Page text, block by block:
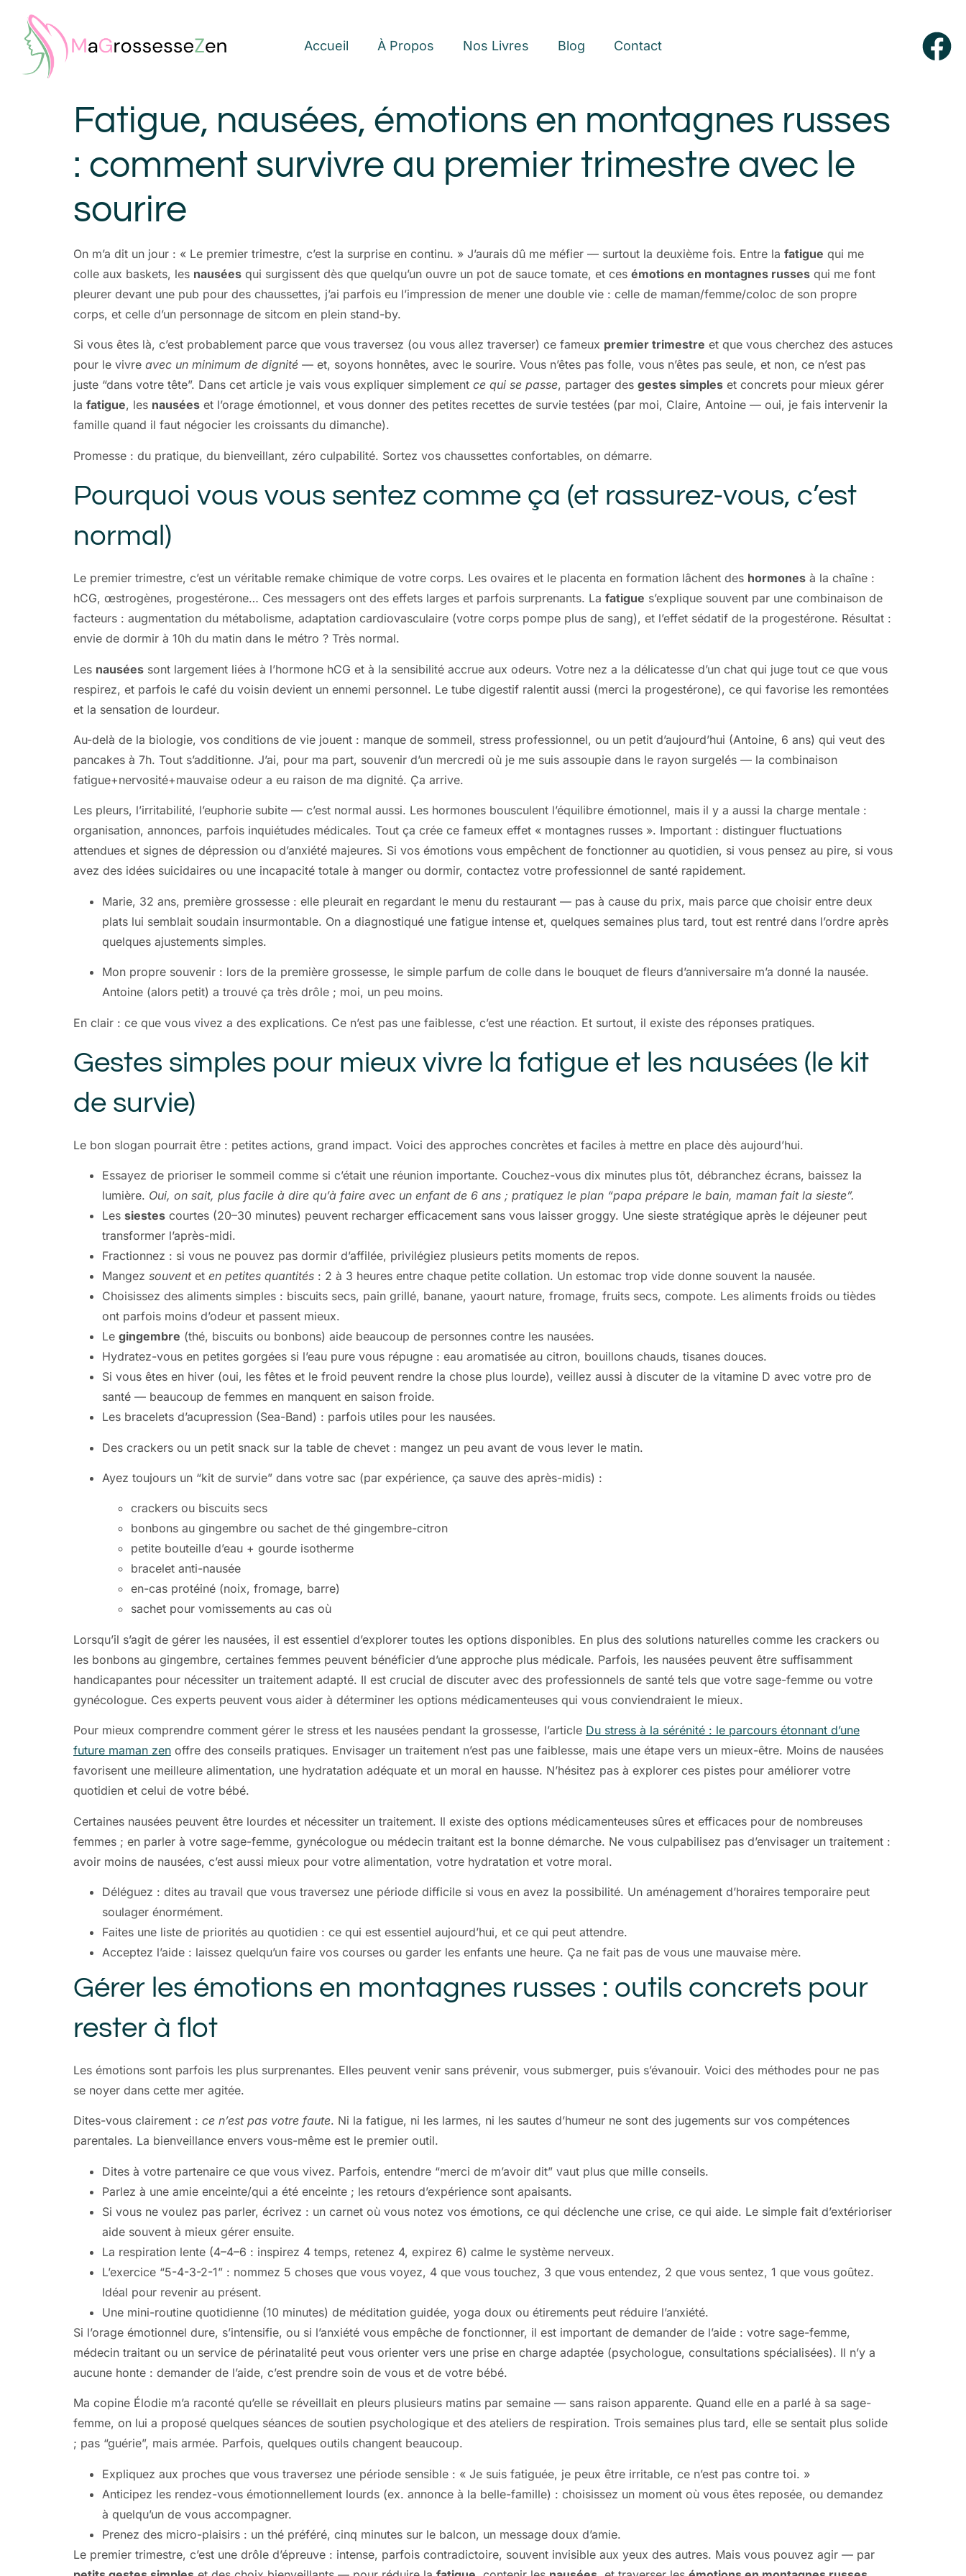
Accueil À Propos Nos Livres Blog Contact
Fatigue, nausées, émotions en montagnes russes
: comment survivre au premier trimestre avec le
sourire
On m’a dit un jour : « Le premier trimestre, c’est la surprise en continu. » J’aurais dû me méfier — surtout la deuxième fois. Entre la fatigue qui me
colle aux baskets, les nausées qui surgissent dès que quelqu’un ouvre un pot de sauce tomate, et ces émotions en montagnes russes qui me font
pleurer devant une pub pour des chaussettes, j’ai parfois eu l’impression de mener une double vie : celle de maman/femme/coloc de son propre
corps, et celle d’un personnage de sitcom en plein stand-by.
Si vous êtes là, c’est probablement parce que vous traversez (ou vous allez traverser) ce fameux premier trimestre et que vous cherchez des astuces
pour le vivre avec un minimum de dignité — et, soyons honnêtes, avec le sourire. Vous n’êtes pas folle, vous n’êtes pas seule, et non, ce n’est pas
juste “dans votre tête”. Dans cet article je vais vous expliquer simplement ce qui se passe, partager des gestes simples et concrets pour mieux gérer
la fatigue, les nausées et l’orage émotionnel, et vous donner des petites recettes de survie testées (par moi, Claire, Antoine — oui, je fais intervenir la
famille quand il faut négocier les croissants du dimanche).
Promesse : du pratique, du bienveillant, zéro culpabilité. Sortez vos chaussettes confortables, on démarre.
Pourquoi vous vous sentez comme ça (et rassurez-vous, c’est
normal)
Le premier trimestre, c’est un véritable remake chimique de votre corps. Les ovaires et le placenta en formation lâchent des hormones à la chaîne :
hCG, œstrogènes, progestérone… Ces messagers ont des effets larges et parfois surprenants. La fatigue s’explique souvent par une combinaison de
facteurs : augmentation du métabolisme, adaptation cardiovasculaire (votre corps pompe plus de sang), et l’effet sédatif de la progestérone. Résultat :
envie de dormir à 10h du matin dans le métro ? Très normal.
Les nausées sont largement liées à l’hormone hCG et à la sensibilité accrue aux odeurs. Votre nez a la délicatesse d’un chat qui juge tout ce que vous
respirez, et parfois le café du voisin devient un ennemi personnel. Le tube digestif ralentit aussi (merci la progestérone), ce qui favorise les remontées
et la sensation de lourdeur.
Au-delà de la biologie, vos conditions de vie jouent : manque de sommeil, stress professionnel, ou un petit d’aujourd’hui (Antoine, 6 ans) qui veut des
pancakes à 7h. Tout s’additionne. J’ai, pour ma part, souvenir d’un mercredi où je me suis assoupie dans le rayon surgelés — la combinaison
fatigue+nervosité+mauvaise odeur a eu raison de ma dignité. Ça arrive.
Les pleurs, l’irritabilité, l’euphorie subite — c’est normal aussi. Les hormones bousculent l’équilibre émotionnel, mais il y a aussi la charge mentale :
organisation, annonces, parfois inquiétudes médicales. Tout ça crée ce fameux effet « montagnes russes ». Important : distinguer fluctuations
attendues et signes de dépression ou d’anxiété majeures. Si vos émotions vous empêchent de fonctionner au quotidien, si vous pensez au pire, si vous
avez des idées suicidaires ou une incapacité totale à manger ou dormir, contactez votre professionnel de santé rapidement.
Marie, 32 ans, première grossesse : elle pleurait en regardant le menu du restaurant — pas à cause du prix, mais parce que choisir entre deux
plats lui semblait soudain insurmontable. On a diagnostiqué une fatigue intense et, quelques semaines plus tard, tout est rentré dans l’ordre après
quelques ajustements simples.
Mon propre souvenir : lors de la première grossesse, le simple parfum de colle dans le bouquet de fleurs d’anniversaire m’a donné la nausée.
Antoine (alors petit) a trouvé ça très drôle ; moi, un peu moins.
En clair : ce que vous vivez a des explications. Ce n’est pas une faiblesse, c’est une réaction. Et surtout, il existe des réponses pratiques.
Gestes simples pour mieux vivre la fatigue et les nausées (le kit
de survie)
Le bon slogan pourrait être : petites actions, grand impact. Voici des approches concrètes et faciles à mettre en place dès aujourd’hui.
Essayez de prioriser le sommeil comme si c’était une réunion importante. Couchez-vous dix minutes plus tôt, débranchez écrans, baissez la
lumière. Oui, on sait, plus facile à dire qu’à faire avec un enfant de 6 ans ; pratiquez le plan “papa prépare le bain, maman fait la sieste”.
Les siestes courtes (20–30 minutes) peuvent recharger efficacement sans vous laisser groggy. Une sieste stratégique après le déjeuner peut
transformer l’après-midi.
Fractionnez : si vous ne pouvez pas dormir d’affilée, privilégiez plusieurs petits moments de repos.
Mangez souventet en petites quantités : 2 à 3 heures entre chaque petite collation. Un estomac trop vide donne souvent la nausée.
Choisissez des aliments simples : biscuits secs, pain grillé, banane, yaourt nature, fromage, fruits secs, compote. Les aliments froids ou tièdes
ont parfois moins d’odeur et passent mieux.
Le gingembre (thé, biscuits ou bonbons) aide beaucoup de personnes contre les nausées.
Hydratez-vous en petites gorgées si l’eau pure vous répugne : eau aromatisée au citron, bouillons chauds, tisanes douces.
Si vous êtes en hiver (oui, les fêtes et le froid peuvent rendre la chose plus lourde), veillez aussi à discuter de la vitamine D avec votre pro de
santé — beaucoup de femmes en manquent en saison froide.
Les bracelets d’acupression (Sea-Band) : parfois utiles pour les nausées.
Des crackers ou un petit snack sur la table de chevet : mangez un peu avant de vous lever le matin.
Ayez toujours un “kit de survie” dans votre sac (par expérience, ça sauve des après-midis) :
crackers ou biscuits secs
bonbons au gingembre ou sachet de thé gingembre-citron
petite bouteille d’eau + gourde isotherme
bracelet anti-nausée
en-cas protéiné (noix, fromage, barre)
sachet pour vomissements au cas où
Lorsqu’il s’agit de gérer les nausées, il est essentiel d’explorer toutes les options disponibles. En plus des solutions naturelles comme les crackers ou
les bonbons au gingembre, certaines femmes peuvent bénéficier d’une approche plus médicale. Parfois, les nausées peuvent être suffisamment
handicapantes pour nécessiter un traitement adapté. Il est crucial de discuter avec des professionnels de santé tels que votre sage-femme ou votre
gynécologue. Ces experts peuvent vous aider à déterminer les options médicamenteuses qui vous conviendraient le mieux.
Pour mieux comprendre comment gérer le stress et les nausées pendant la grossesse, l’article Du stress à la sérénité : le parcours étonnant d’une
future maman zen offre des conseils pratiques. Envisager un traitement n’est pas une faiblesse, mais une étape vers un mieux-être. Moins de nausées
favorisent une meilleure alimentation, une hydratation adéquate et un moral en hausse. N’hésitez pas à explorer ces pistes pour améliorer votre
quotidien et celui de votre bébé.
Certaines nausées peuvent être lourdes et nécessiter un traitement. Il existe des options médicamenteuses sûres et efficaces pour de nombreuses
femmes ; en parler à votre sage-femme, gynécologue ou médecin traitant est la bonne démarche. Ne vous culpabilisez pas d’envisager un traitement :
avoir moins de nausées, c’est aussi mieux pour votre alimentation, votre hydratation et votre moral.
Déléguez : dites au travail que vous traversez une période difficile si vous en avez la possibilité. Un aménagement d’horaires temporaire peut
soulager énormément.
Faites une liste de priorités au quotidien : ce qui est essentiel aujourd’hui, et ce qui peut attendre.
Acceptez l’aide : laissez quelqu’un faire vos courses ou garder les enfants une heure. Ça ne fait pas de vous une mauvaise mère.
Gérer les émotions en montagnes russes : outils concrets pour
rester à flot
Les émotions sont parfois les plus surprenantes. Elles peuvent venir sans prévenir, vous submerger, puis s’évanouir. Voici des méthodes pour ne pas
se noyer dans cette mer agitée.
Dites-vous clairement : ce n’est pas votre faute. Ni la fatigue, ni les larmes, ni les sautes d’humeur ne sont des jugements sur vos compétences
parentales. La bienveillance envers vous-même est le premier outil.
Dites à votre partenaire ce que vous vivez. Parfois, entendre “merci de m’avoir dit” vaut plus que mille conseils.
Parlez à une amie enceinte/qui a été enceinte ; les retours d’expérience sont apaisants.
Si vous ne voulez pas parler, écrivez : un carnet où vous notez vos émotions, ce qui déclenche une crise, ce qui aide. Le simple fait d’extérioriser
aide souvent à mieux gérer ensuite.
La respiration lente (4–4–6 : inspirez 4 temps, retenez 4, expirez 6) calme le système nerveux.
L’exercice “5-4-3-2-1” : nommez 5 choses que vous voyez, 4 que vous touchez, 3 que vous entendez, 2 que vous sentez, 1 que vous goûtez.
Idéal pour revenir au présent.
Une mini-routine quotidienne (10 minutes) de méditation guidée, yoga doux ou étirements peut réduire l’anxiété.
Si l’orage émotionnel dure, s’intensifie, ou si l’anxiété vous empêche de fonctionner, il est important de demander de l’aide : votre sage-femme,
médecin traitant ou un service de périnatalité peut vous orienter vers une prise en charge adaptée (psychologue, consultations spécialisées). Il n’y a
aucune honte : demander de l’aide, c’est prendre soin de vous et de votre bébé.
Ma copine Élodie m’a raconté qu’elle se réveillait en pleurs plusieurs matins par semaine — sans raison apparente. Quand elle en a parlé à sa sage-
femme, on lui a proposé quelques séances de soutien psychologique et des ateliers de respiration. Trois semaines plus tard, elle se sentait plus solide
; pas “guérie”, mais armée. Parfois, quelques outils changent beaucoup.
Expliquez aux proches que vous traversez une période sensible : « Je suis fatiguée, je peux être irritable, ce n’est pas contre toi. »
Anticipez les rendez-vous émotionnellement lourds (ex. annonce à la belle-famille) : choisissez un moment où vous êtes reposée, ou demandez
à quelqu’un de vous accompagner.
Prenez des micro-plaisirs : un thé préféré, cinq minutes sur le balcon, un message doux d’amie.
Le premier trimestre, c’est une drôle d’épreuve : intense, parfois contradictoire, souvent invisible aux yeux des autres. Mais vous pouvez agir — par